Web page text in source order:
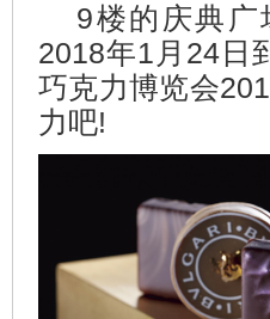
9楼的庆典广
2018年1月24日
巧克力博览会
力吧!